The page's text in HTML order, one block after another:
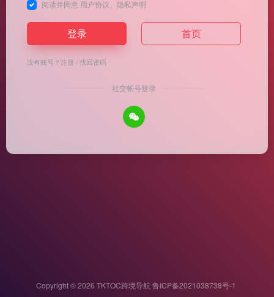
阅读并同意 用户协议 隐私声明
登录 首页
没有账号？注册/找回密码
社交帐号登录
Copyright © 2026 TKTOC跨境导航 鲁ICP备2021038738号-1